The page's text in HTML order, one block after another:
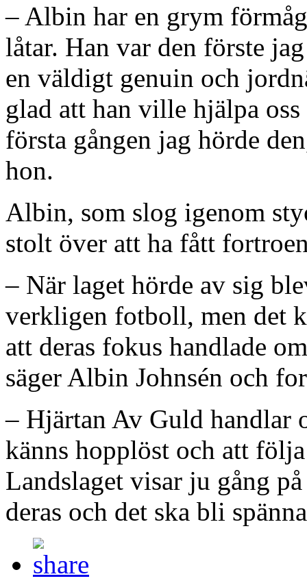
– Albin har en grym
låtar. Han var den förste
en väldigt genuin och
glad att han ville hjälpa
första gången jag hörde
hon.
Albin, som slog igenom
stolt över att ha fått
– När laget hörde av sig
verkligen fotboll, men det
att deras fokus handlade
säger Albin Johnsén och
– Hjärtan Av Guld handlar
känns hopplöst och att
Landslaget visar ju gång
deras och det ska bli